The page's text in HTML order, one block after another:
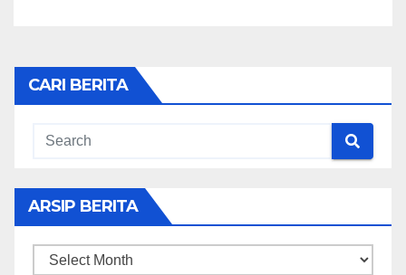
CARI BERITA
ARSIP BERITA
ARSIP